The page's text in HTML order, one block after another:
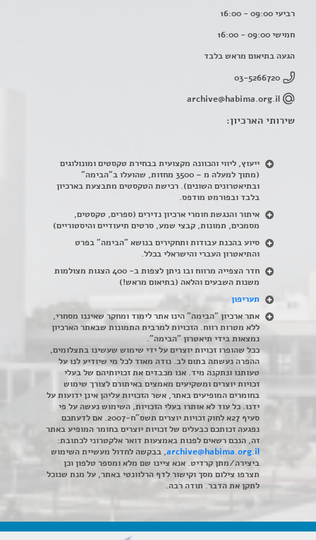
רביעי 09:00 - 16:00
חמישי 09:00 - 16:00
הגעה בתיאום מראש בלבד
03-5266720
archive@habima.org.il
שירותי הארכיון:
ייעוץ, ליווי והכוונה מקצועית בבחירת טקסטים ומונולוגים
(מתוך למעלה מ – 3500 מחזות, שהועלו ב"הבימה"
ובתיאטרונים השונים). רכישת הטקסטים מתבצעת בארכיון
בלבד ובפורמט מודפס.
איתור והנגשת חומרי ארכיון נדירים (ספרים, טקסטים,
מסמכים, תמונות, קבצי שמע, סרטים תיעודיים והיסטוריים)
סיוע בהכנת עבודות ותחקירים בנושא "הבימה" בפרט
והתיאטרון העברי והישראלי בכלל.
חדר הצפייה מרווח ובו ניתן לצפות ב- 400 הצגות מצולמות
משנות השבעים והלאה (בתיאום מראש!)
תעריפון
אתר ארכיון "הבימה" הינו אתר לימוד ומחקר שאיננו מסחרי,
ללא מטרות רווח. הזכויות למרבית התמונות שבאתר הארכיון
נמצאות בידי תיאטרון "הבימה".
ככל שהופרו זכויות יוצרים על ידי שימוש שעשינו בתצלומים,
ההפרה נעשתה בתום לב. נודה מאוד לכל מי שיודיע לנו על
טעותנו ונתקנה מיד. אנו מכבדים את זכויותיהם של בעלי
זכויות יוצרים ומשקיעים מאמצים באיתורם לצורך שימוש
בחומרים המופיעים באתר, אשר הזכויות עליהן אינן ידועות על
ידנו. כל עוד לא אותרו בעלי הזכויות, השימוש נעשה על פי
סעיף 27א לחוק זכויות יוצרים תשס"ח-2007. אם לדעתכם
נפגעה זכותכם כבעלים של זכויות יוצרים בחומר המופיע באתר
זה, הנכם רשאים לפנות באמצעות דואר אלקטרוני לכתובת:
archive@habima.org.il, בבקשה לחדול מעשיית השימוש
ביצירה/מתן קרדיט. אנא ציינו שם מלא ומספר טלפון וכן
תצרפו צילום מסך וקישור לדף הרלוונטי באתר, על מנת שנוכל
לתקן את הדבר. תודה רבה.